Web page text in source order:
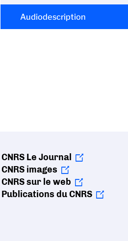
Audiodescription
CNRS Le Journal
CNRS images
CNRS sur le web
Publications du CNRS